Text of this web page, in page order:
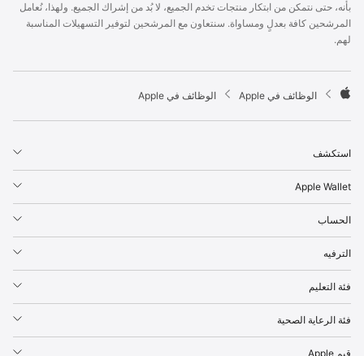
l
e
F
o
t
r
بأنه، حتى نتمكن من ابتكار منتجات تخدم الجميع، لا بُد من إشراك الجميع. ولهذا، نُعامل
المرشحين كافة بعدلٍ ومساواة. سنتعاون مع المرشحين لتوفير التسهيلات المناسبة
لهم.

p
l
e
الوظائف في Apple الوظائف في Apple
استكشف
Apple Wallet
الحساب
الترفيه
فئة التعليم
فئة الرعاية الصحية
قيم Apple